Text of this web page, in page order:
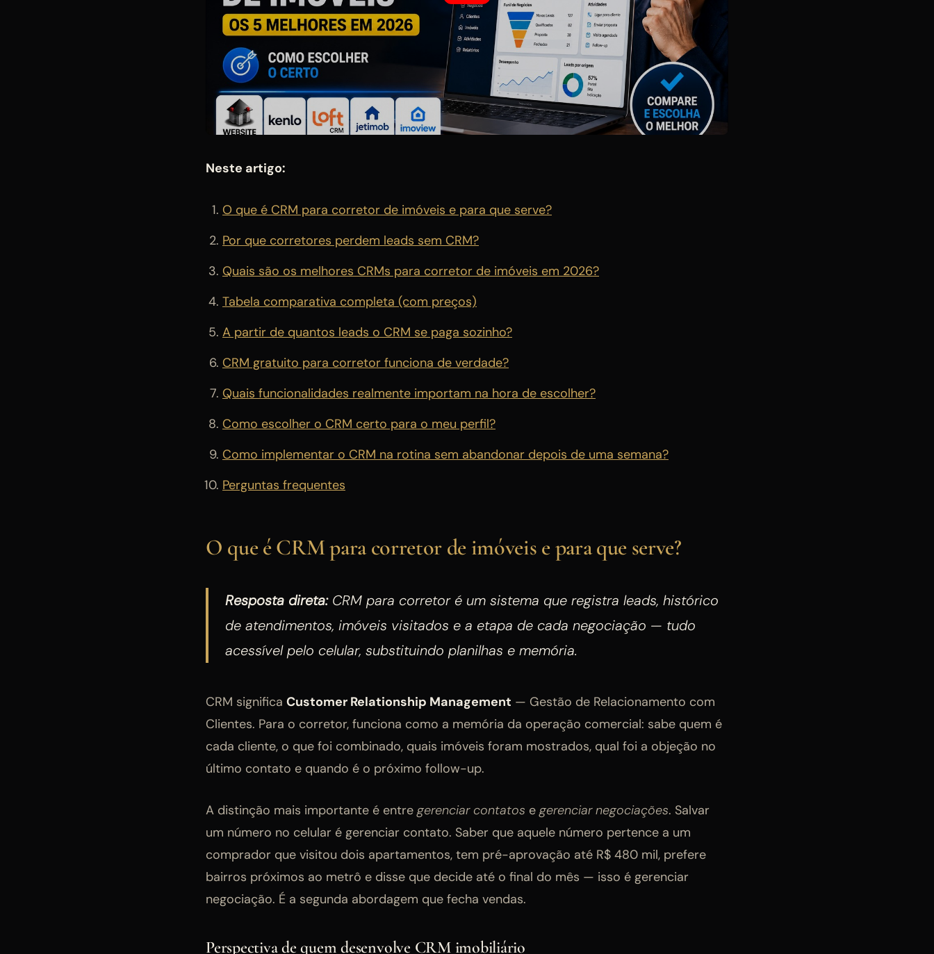
Neste artigo:
O que é CRM para corretor de imóveis e para que serve?
Por que corretores perdem leads sem CRM?
Quais são os melhores CRMs para corretor de imóveis em 2026?
Tabela comparativa completa (com preços)
A partir de quantos leads o CRM se paga sozinho?
CRM gratuito para corretor funciona de verdade?
Quais funcionalidades realmente importam na hora de escolher?
Como escolher o CRM certo para o meu perfil?
Como implementar o CRM na rotina sem abandonar depois de uma semana?
Perguntas frequentes
O que é CRM para corretor de imóveis e para que serve?
Resposta direta:CRM para corretor é um sistema que registra leads, histórico
de atendimentos, imóveis visitados e a etapa de cada negociação — tudo
acessível pelo celular, substituindo planilhas e memória.
CRM significa Customer Relationship Management — Gestão de Relacionamento com
Clientes. Para o corretor, funciona como a memória da operação comercial: sabe quem é
cada cliente, o que foi combinado, quais imóveis foram mostrados, qual foi a objeção no
último contato e quando é o próximo follow-up.
A distinção mais importante é entre gerenciar contatos e gerenciar negociações. Salvar
um número no celular é gerenciar contato. Saber que aquele número pertence a um
comprador que visitou dois apartamentos, tem pré-aprovação até R$ 480 mil, prefere
bairros próximos ao metrô e disse que decide até o final do mês — isso é gerenciar
negociação. É a segunda abordagem que fecha vendas.
Perspectiva de quem desenvolve CRM imobiliário